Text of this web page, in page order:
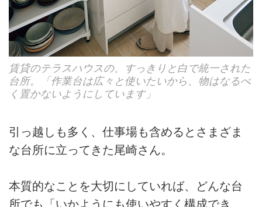
賃貸のテラスハウスの、すっきりと白で統一された
台所。「作業台は広々と使いたいから、物はなるべ
く置かないようにしています」
引っ越しも多く、仕事場も含めるとさまざま
な台所に立ってきた尾崎さん。
本質的なことを大切にしていれば、どんな台
所でも「いかようにも使いやすく構成でき